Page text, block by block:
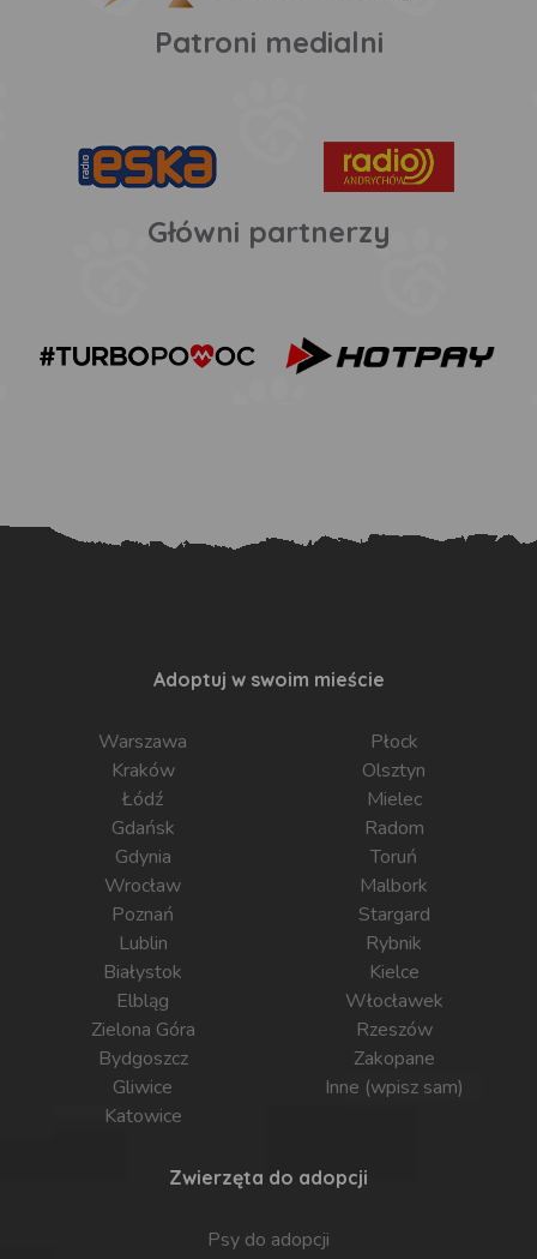
Patroni medialni
Główni partnerzy
Adoptuj w swoim mieście
Warszawa
Kraków
Łódź
Gdańsk
Gdynia
Wrocław
Poznań
Lublin
Białystok
Elbląg
Zielona Góra
Bydgoszcz
Gliwice
Katowice
Płock
Olsztyn
Mielec
Radom
Toruń
Malbork
Stargard
Rybnik
Kielce
Włocławek
Rzeszów
Zakopane
Inne (wpisz sam)
Zwierzęta do adopcji
Psy do adopcji